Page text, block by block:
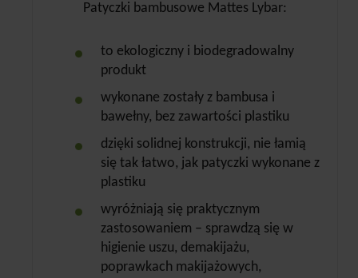
Patyczki bambusowe Mattes Lybar:
to ekologiczny i biodegradowalny
produkt
wykonane zostały z bambusa i
bawełny, bez zawartości plastiku
dzięki solidnej konstrukcji, nie łamią
się tak łatwo, jak patyczki wykonane z
plastiku
wyróżniają się praktycznym
zastosowaniem – sprawdzą się w
higienie uszu, demakijażu,
poprawkach makijażowych,